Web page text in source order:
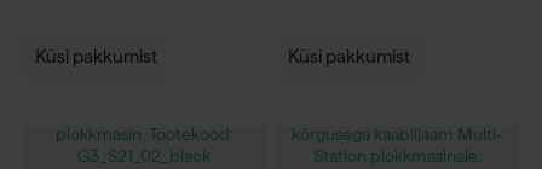
Küsi pakkumist Küsi pakkumist